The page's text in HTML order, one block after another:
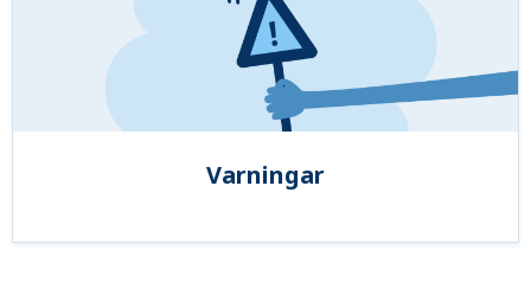
Varningar